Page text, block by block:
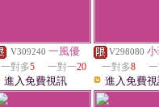
V309240 一風優
一對多5 一對一20
進入免費視訊
V298080
一對多8
進入免費